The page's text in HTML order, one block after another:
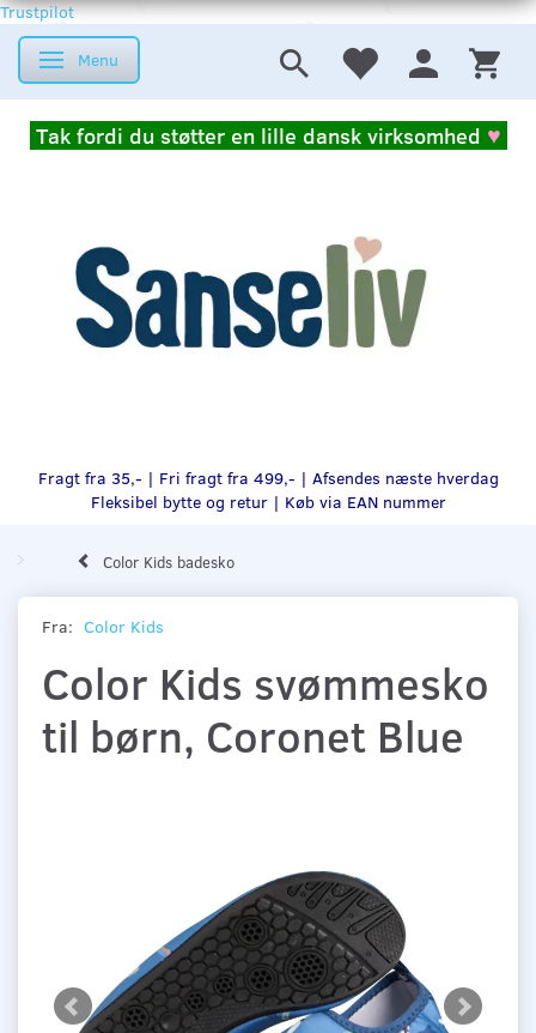
Trustpilot
Skifte navigation
Menu
Tak fordi du støtter en lille dansk virksomhed ♥
Fragt fra 35,- | Fri fragt fra 499,- | Afsendes næste hverdag
Fleksibel bytte og retur | Køb via EAN nummer
Color Kids badesko
Fra: Color Kids
Color Kids svømmesko
til børn, Coronet Blue